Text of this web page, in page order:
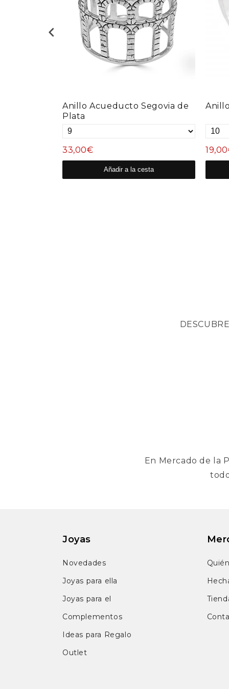
Anillo Acueducto Segovia de
Plata
33,00€
Añadir a la cesta
En Mercado de la
Joyas
Novedades
Joyas para ella
Joyas para el
Complementos
Ideas para Regalo
Outlet